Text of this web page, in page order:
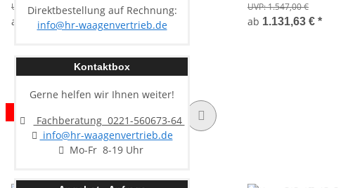
Kontaktbox
Gerne helfen wir Ihnen weiter!
Fachberatung 0221-560673-64
info@hr-waagenvertrieb.de
Mo-Fr 8-19 Uhr
Direktbestellung auf Rechnung:
info@hr-waagenvertrieb.de
UVP:1.094,80 €
ab 800,85 €*
UVP:1.547,00 €
ab 1.131,63 € *